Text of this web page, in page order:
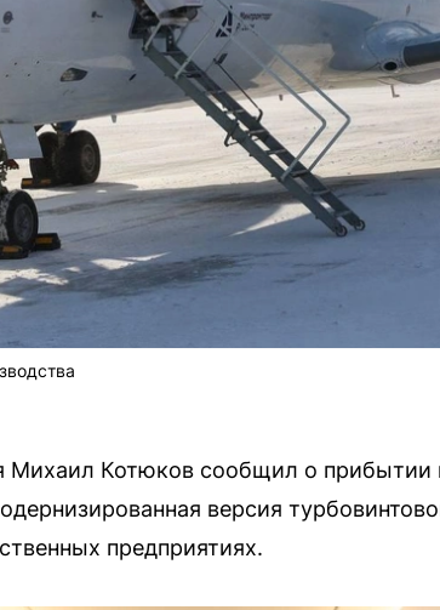
Михаил Котюков сообщил о прибытии
версия
предприятиях.